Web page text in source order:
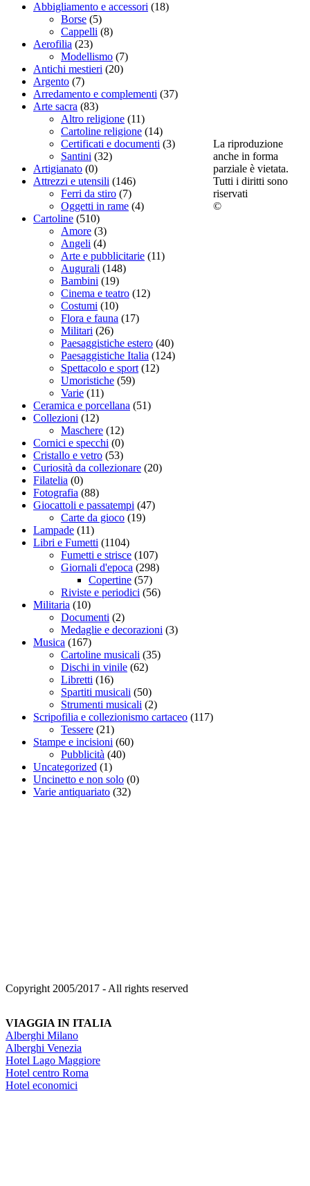
Abbigliamento e accessori (18)
Borse (5)
Cappelli (8)
Aerofilia (23)
Modellismo (7)
Antichi mestieri (20)
Argento (7)
Arredamento e complementi (37)
Arte sacra (83)
Altro religione (11)
Cartoline religione (14)
Certificati e documenti (3)
Santini (32)
Artigianato (0)
Attrezzi e utensili (146)
Ferri da stiro (7)
Oggetti in rame (4)
Cartoline (510)
Amore (3)
Angeli (4)
Arte e pubblicitarie (11)
Augurali (148)
Bambini (19)
Cinema e teatro (12)
Costumi (10)
Flora e fauna (17)
Militari (26)
Paesaggistiche estero (40)
Paesaggistiche Italia (124)
Spettacolo e sport (12)
Umoristiche (59)
Varie (11)
Ceramica e porcellana (51)
Collezioni (12)
Maschere (12)
Cornici e specchi (0)
Cristallo e vetro (53)
Curiosità da collezionare (20)
Filatelia (0)
Fotografia (88)
Giocattoli e passatempi (47)
Carte da gioco (19)
Lampade (11)
Libri e Fumetti (1104)
Fumetti e strisce (107)
Giornali d'epoca (298)
Copertine (57)
Riviste e periodici (56)
Militaria (10)
Documenti (2)
Medaglie e decorazioni (3)
Musica (167)
Cartoline musicali (35)
Dischi in vinile (62)
Libretti (16)
Spartiti musicali (50)
Strumenti musicali (2)
Scripofilia e collezionismo cartaceo (117)
Tessere (21)
Stampe e incisioni (60)
Pubblicità (40)
Uncategorized (1)
Uncinetto e non solo (0)
Varie antiquariato (32)
La riproduzione
anche in forma
parziale è vietata.
Tutti i diritti sono
riservati
©
Copyright 2005/2017 - All rights reserved
VIAGGIA IN ITALIA
Alberghi Milano
Alberghi Venezia
Hotel Lago Maggiore
Hotel centro Roma
Hotel economici